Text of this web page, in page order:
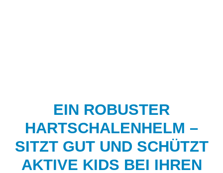
EIN ROBUSTER
HARTSCHALENHELM –
SITZT GUT UND SCHÜTZT
AKTIVE KIDS BEI IHREN